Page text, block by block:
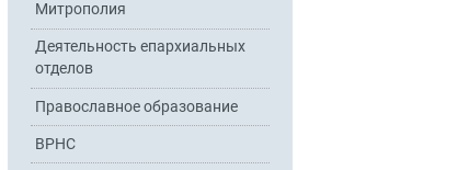
Митрополия
Деятельность епархиальных
отделов
Православное образование
ВРНС